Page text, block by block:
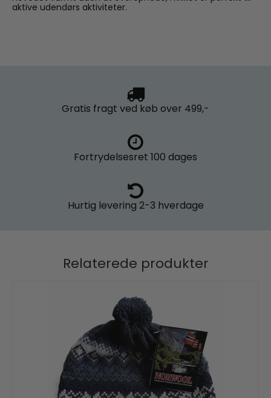
aktive udendørs aktiviteter.
Gratis fragt ved køb over 499,-
Fortrydelsesret 100 dages
Hurtig levering 2-3 hverdage
Relaterede produkter